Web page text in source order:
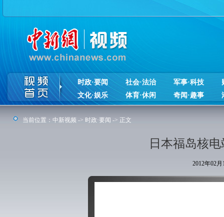
时政·要闻 社会·法治 军事·科技
文化·娱乐
体育·休闲 奇闻·趣事
当前位置： 中新视频 -> 时政·要闻 -> 正文
日本福岛核
2012年02